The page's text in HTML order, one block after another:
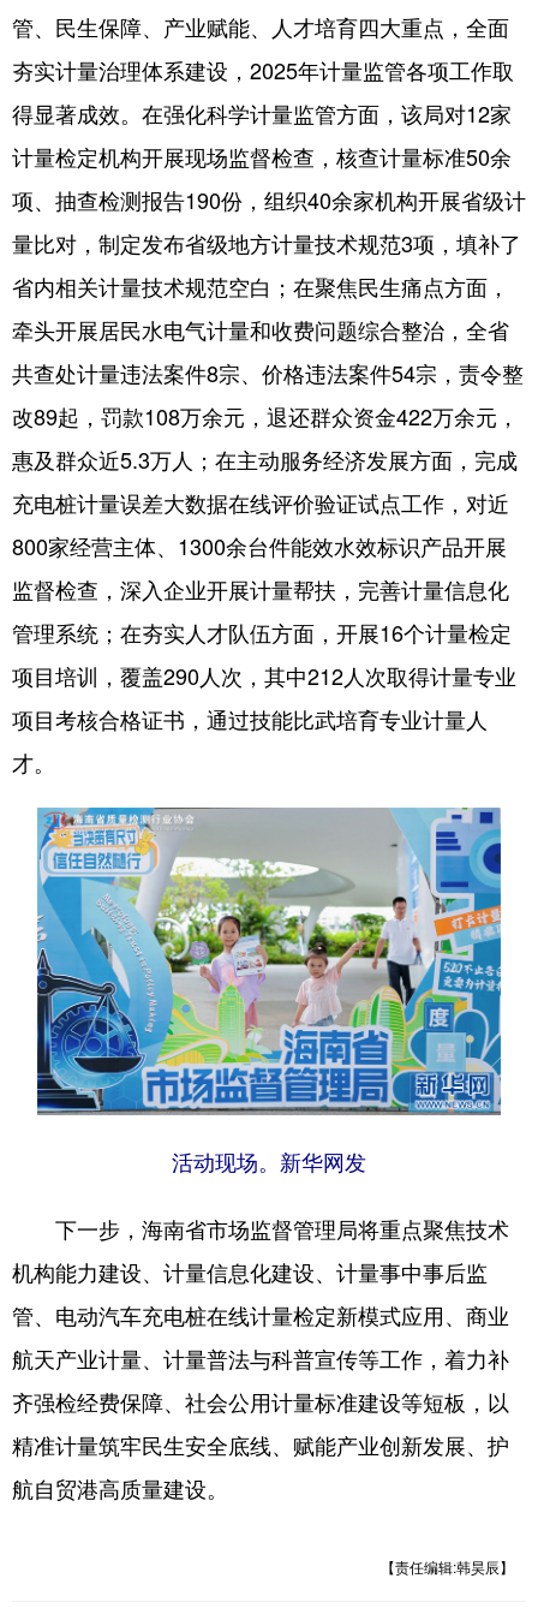
管、民生保障、产业赋能、人才培育四大重点，全面
夯实计量治理体系建设，2025年计量监管各项工作取
得显著成效。在强化科学计量监管方面，该局对12家
计量检定机构开展现场监督检查，核查计量标准50余
项、抽查检测报告190份，组织40余家机构开展省级计
量比对，制定发布省级地方计量技术规范3项，填补了
省内相关计量技术规范空白；在聚焦民生痛点方面，
牵头开展居民水电气计量和收费问题综合整治，全省
共查处计量违法案件8宗、价格违法案件54宗，责令整
改89起，罚款108万余元，退还群众资金422万余元，
惠及群众近5.3万人；在主动服务经济发展方面，完成
充电桩计量误差大数据在线评价验证试点工作，对近
800家经营主体、1300余台件能效水效标识产品开展
监督检查，深入企业开展计量帮扶，完善计量信息化
管理系统；在夯实人才队伍方面，开展16个计量检定
项目培训，覆盖290人次，其中212人次取得计量专业
项目考核合格证书，通过技能比武培育专业计量人
才。
活动现场。新华网发
下一步，海南省市场监督管理局将重点聚焦技术
机构能力建设、计量信息化建设、计量事中事后监
管、电动汽车充电桩在线计量检定新模式应用、商业
航天产业计量、计量普法与科普宣传等工作，着力补
齐强检经费保障、社会公用计量标准建设等短板，以
精准计量筑牢民生安全底线、赋能产业创新发展、护
航自贸港高质量建设。
【责任编辑:韩昊辰】